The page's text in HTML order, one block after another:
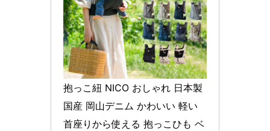
抱っこ紐 NICO おしゃれ 日本製
国産 岡山デニム かわいい 軽い
首座りから使える 抱っこひも ベ